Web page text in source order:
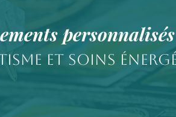
personnalisés
et soins